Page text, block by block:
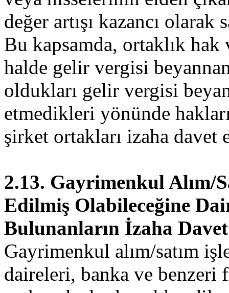
değer artışı kazancı olarak
Bu kapsamda, ortaklık hak
halde gelir vergisi
oldukları gelir vergisi
etmedikleri yönünde
şirket ortakları izaha davet
2.13. Gayrimenkul Alım/
Edilmiş Olabileceğine
Bulunanların İzaha
Gayrimenkul alım/satım
daireleri, banka ve benzeri